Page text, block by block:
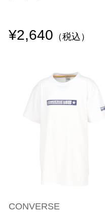
¥2,640 （税込）
CONVERSE